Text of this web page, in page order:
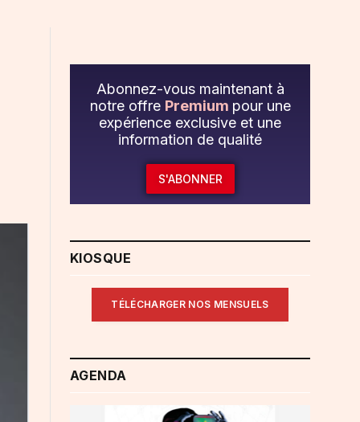
Abonnez-vous maintenant à
notre offre Premium pour une
expérience exclusive et une
information de qualité
S'ABONNER
KIOSQUE
TÉLÉCHARGER NOS MENSUELS
AGENDA